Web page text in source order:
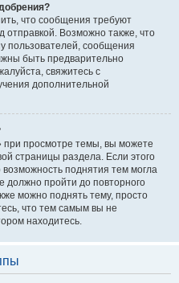
что сообщения требуют
отправкой. Возможно также, что
пользователей, сообщения
быть предварительно
свяжитесь с
дополнительной
при просмотре темы, вы можете
страницы раздела. Если этого
возможность поднятия тем могла
должно пройти до повторного
можно поднять тему, просто
что тем самым вы не
находитесь.